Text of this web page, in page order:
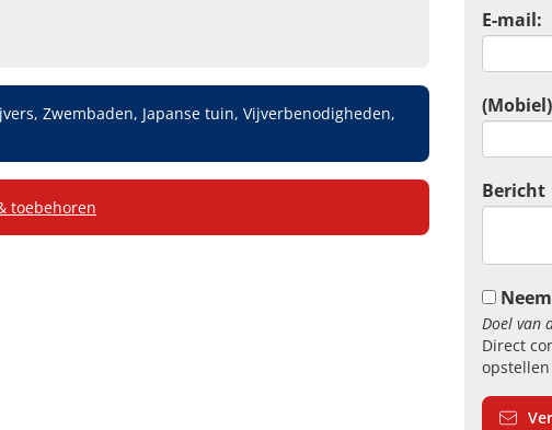
Zwembaden, Japanse tuin, Vijverbenodigheden,
toebehoren
E-mail:
Bericht
Doel van
Direct